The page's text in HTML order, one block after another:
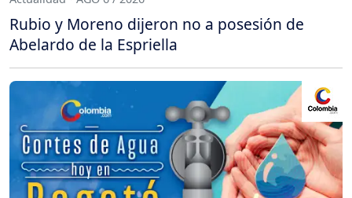
Rubio y Moreno dijeron no a posesión de
Abelardo de la Espriella